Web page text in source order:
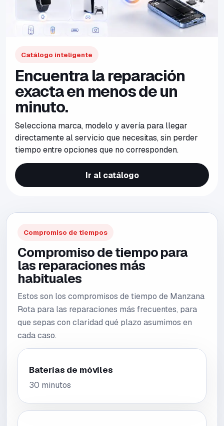
Catálogo inteligente
Encuentra la reparación
exacta en menos de un
minuto.
Selecciona marca, modelo y avería para llegar
directamente al servicio que necesitas, sin perder
tiempo entre opciones que no corresponden.
Ir al catálogo
Compromiso de tiempos
Compromiso de tiempo para
las reparaciones más
habituales
Estos son los compromisos de tiempo de Manzana
Rota para las reparaciones más frecuentes, para
que sepas con claridad qué plazo asumimos en
cada caso.
Baterías de móviles
30 minutos